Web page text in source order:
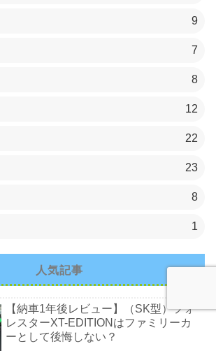
9
7
8
12
22
23
8
1
人気記事
【納車1年後レビュー】（SK型）フォ
レスターXT-EDITIONはファミリーカ
ーとして後悔しない？